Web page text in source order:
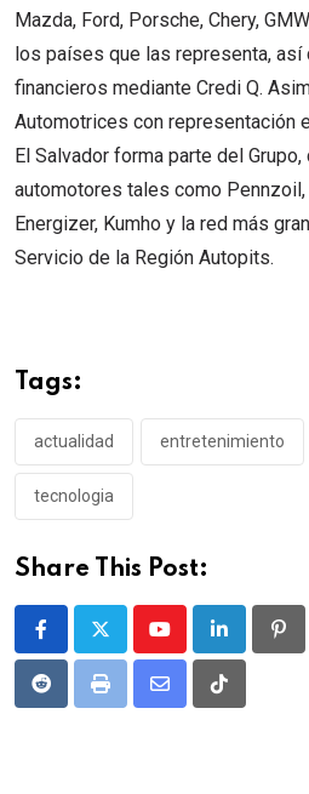
Mazda, Ford, Porsche, Chery,
los países que las representa,
financieros mediante Credi Q.
Automotrices con representación
El Salvador forma parte del
automotores tales como Pennzoil,
Energizer, Kumho y la red más
Servicio de la Región Autopits.
Tags:
actualidad entretenimiento
tecnologia
Share This Post:
YoutubeLinkedIn
RedditPrint
Share
Tiktok